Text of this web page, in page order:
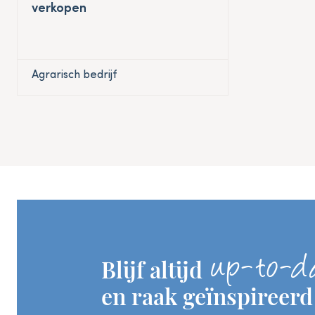
verkopen
Agrarisch bedrijf
Blijf altijd up-to-
en raak geïnspireerd